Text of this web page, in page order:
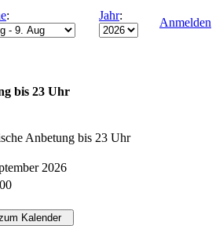
: Jahr:
Anmelden
bis 23 Uhr
Anbetung bis 23 Uhr
2026